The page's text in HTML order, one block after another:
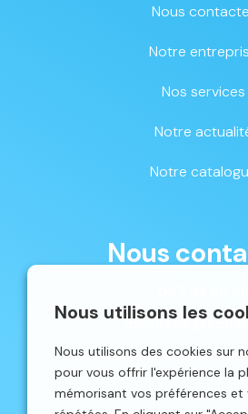
Nous utilisons les
Nous utilisons des cookies sur
pour vous offrir l'expérience la
mémorisant vos préférences et
Nous
Notre
Nos services
Notre
Notre
Nous
Avenue du Parc 16 |